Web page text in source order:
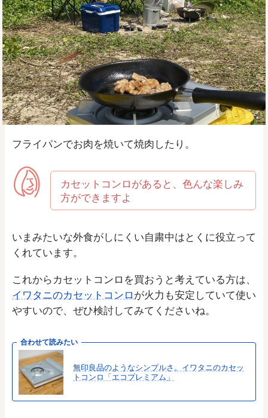
フライパンでお肉を焼いて焼肉したり。
カセットコンロがあると、色んな楽しみ
方ができますよ
いまみたいな外食がしにくい自粛中はとくに役立って
くれています。
これからカセットコンロを買おうと考えている方は、
イワタニのカセットコンロ が火力も安定していて使い
やすいので、ぜひ検討してみてくださいね。
合わせて読みたい
無印良品のようなシンプルさ。イワタニのカセッ
トコンロ「エコプレミアム」